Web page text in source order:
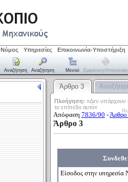
Νόμος Υπηρεσίες Επικοινωνία-Υποστήριξη
Αναζήτηση Αναζήτηση Μενού Εμφάνιση/απόκρυψη
Άρθρο 3